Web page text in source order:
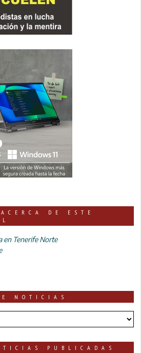
DE ESTE
en Tenerife Norte
NOTICIAS
PUBLICADAS